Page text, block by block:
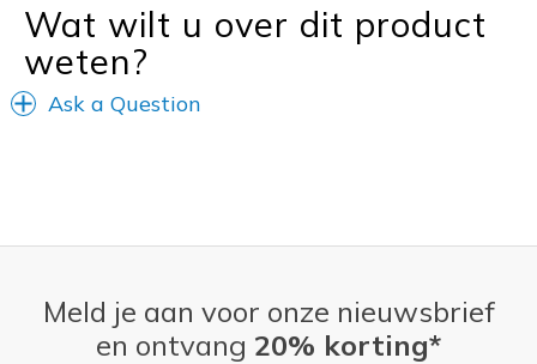
Wat wilt u over dit product
weten?
Ask a Question
Meld je aan voor onze nieuwsbrief
en ontvang 20% korting*